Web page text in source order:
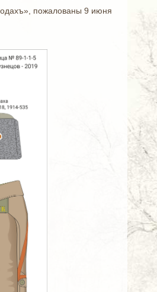
пожалованы 9 июня